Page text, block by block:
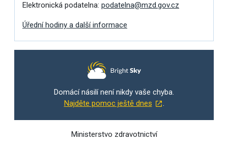
Elektronická podatelna: podatelna@mzd.gov.cz
Úřední hodiny a další informace
Domácí násilí není nikdy vaše chyba.
Najděte pomoc ještě dnes
Ministerstvo zdravotnictví